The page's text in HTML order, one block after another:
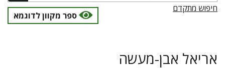
חיפוש מתקדם
ספר מקוון לדוגמא
אריאל אבן-מעשה